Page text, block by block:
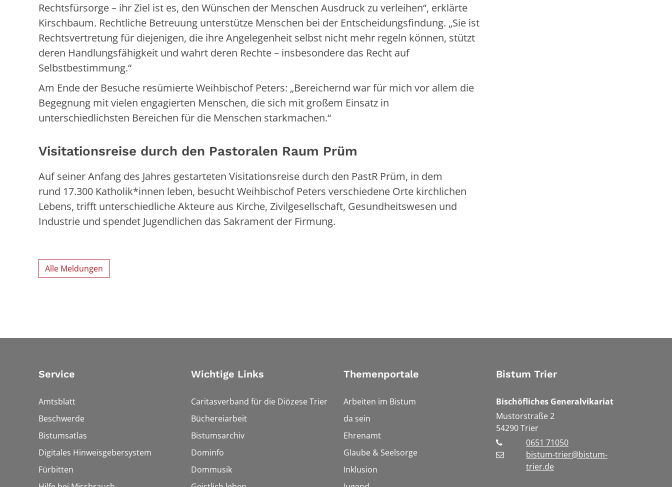
Rechtsfürsorge – ihr Ziel ist es, den Wünschen der Menschen Ausdruck zu verleihen“, erklärte
Kirschbaum. Rechtliche Betreuung unterstütze Menschen bei der Entscheidungsfindung. „Sie ist
Rechtsvertretung für diejenigen, die ihre Angelegenheit selbst nicht mehr regeln können, stützt
deren Handlungsfähigkeit und wahrt deren Rechte – insbesondere das Recht auf
Selbstbestimmung.“
Am Ende der Besuche resümierte Weihbischof Peters: „Bereichernd war für mich vor allem die
Begegnung mit vielen engagierten Menschen, die sich mit großem Einsatz in
unterschiedlichsten Bereichen für die Menschen starkmachen.“
Visitationsreise durch den Pastoralen Raum Prüm
Auf seiner Anfang des Jahres gestarteten Visitationsreise durch den PastR Prüm, in dem
rund 17.300 Katholik*innen leben, besucht Weihbischof Peters verschiedene Orte kirchlichen
Lebens, trifft unterschiedliche Akteure aus Kirche, Zivilgesellschaft, Gesundheitswesen und
Industrie und spendet Jugendlichen das Sakrament der Firmung.
Alle Meldungen
Service
Amtsblatt
Beschwerde
Bistumsatlas
Digitales Hinweisgebersystem
Fürbitten
Wichtige Links
Caritasverband für die Diözese Trier
Büchereiarbeit
Bistumsarchiv
Dominfo
Dommusik
Themenportale
Arbeiten im Bistum
da sein
Ehrenamt
Glaube & Seelsorge
Inklusion
Bistum Trier
Bischöfliches Generalvikariat
Mustorstraße 2
54290Trier
0651 71050
bistum-trier@bistum-
trier.de